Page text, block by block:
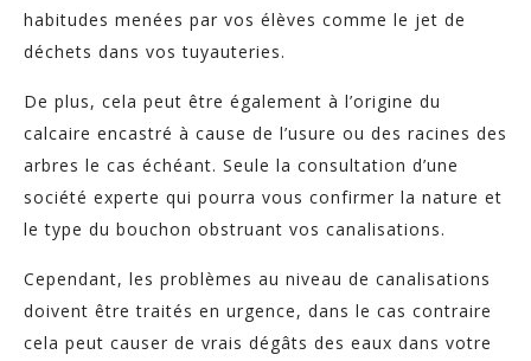
habitudes menées par vos élèves comme le jet de
déchets dans vos tuyauteries.
De plus, cela peut être également à l’origine du
calcaire encastré à cause de l’usure ou des racines des
arbres le cas échéant. Seule la consultation d’une
société experte qui pourra vous confirmer la nature et
le type du bouchon obstruant vos canalisations.
Cependant, les problèmes au niveau de canalisations
doivent être traités en urgence, dans le cas contraire
cela peut causer de vrais dégâts des eaux dans votre